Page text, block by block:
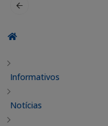
Informativos
Notícias